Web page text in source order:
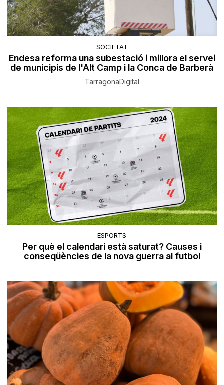
SOCIETAT
Endesa reforma una subestació i millora el servei
de municipis de l'Alt Camp i la Conca de Barberà
TarragonaDigital
ESPORTS
Per què el calendari està saturat? Causes i
conseqüències de la nova guerra al futbol